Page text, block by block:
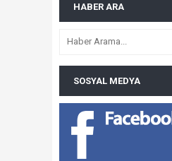
HABER ARA
SOSYAL MEDYA